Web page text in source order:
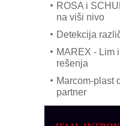
ROSA i
na viši nivo
Detekcija
MAREX - Lim
rešenja
Marcom-plast
partner
obradu!